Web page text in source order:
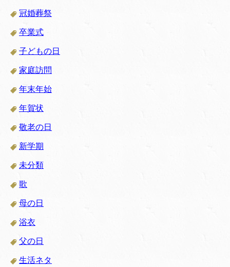
冠婚葬祭
卒業式
子どもの日
家庭訪問
年末年始
年賀状
敬老の日
新学期
未分類
歌
母の日
浴衣
父の日
生活ネタ